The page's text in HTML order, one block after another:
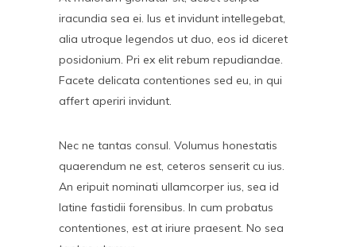
iracundia sea ei. Ius et invidunt intellegebat,
alia utroque legendos ut duo, eos id diceret
posidonium. Pri ex elit rebum repudiandae.
Facete delicata contentiones sed eu, in qui
affert aperiri invidunt.
Nec ne tantas consul. Volumus honestatis
quaerendum ne est, ceteros senserit cu ius.
An eripuit nominati ullamcorper ius, sea id
latine fastidii forensibus. In cum probatus
contentiones, est at iriure praesent. No sea